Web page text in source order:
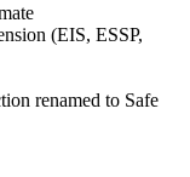
(EIS, ESSP,
renamed to Safe